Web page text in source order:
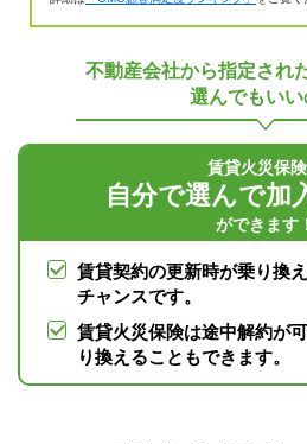
不動産会社から指定され
選んでもいい
賃貸火災保
自分で選んで加
ができます
賃貸契約の更新時が乗り換
チャンスです。
賃貸火災保険は途中解約が
り換えることもできます。